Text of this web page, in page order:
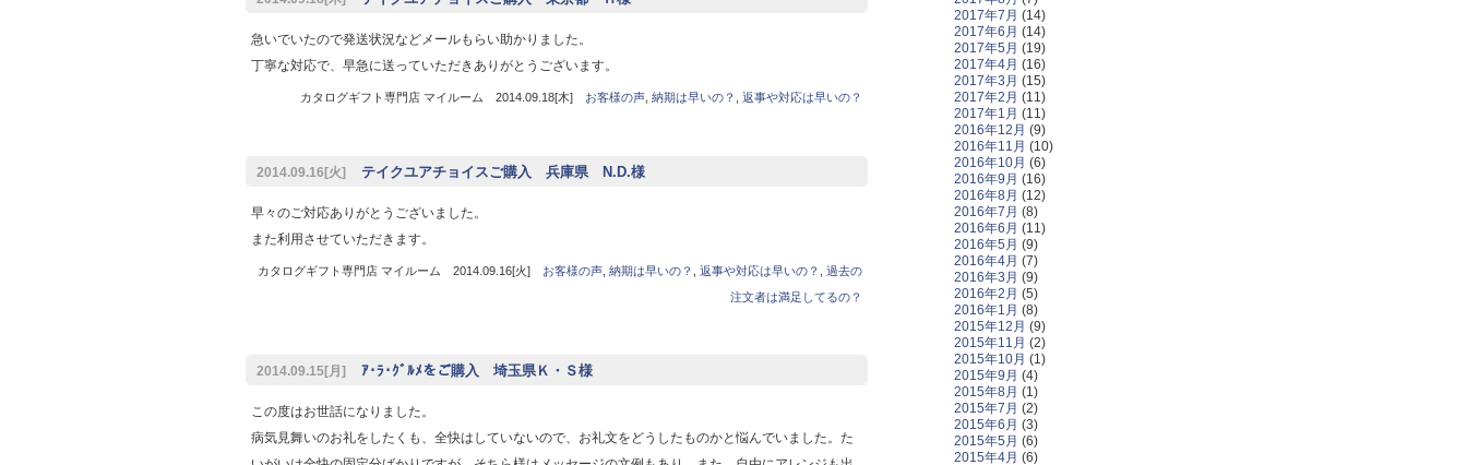
急いでいたので発送状況などメールもらい助かりました。
丁寧な対応で、早急に送っていただきありがとうございます。
カタログギフト専門店 マイルーム 2014.09.18[木] お客様の声, 納期は早いの？ 返事や対応は早いの？
2014.09.16[火] テイクユアチョイスご購入 兵庫県 N.D.様
早々のご対応ありがとうございました。
また利用させていただきます。
カタログギフト専門店 マイルーム 2014.09.16[火] お客様の声, 納期は早いの？ 返事や対応は早いの？
過去の
注文者は満足してるの？
2014.09.15[月] ｱ･ﾗ･ｸﾞﾙﾒをご購入 埼玉県Ｋ・Ｓ様
この度はお世話になりました。
病気見舞いのお礼をしたくも、全快はしていないので、お礼文をどうしたものかと悩んでいました。た
2017年7月 (14)
2017年6月 (14)
2017年5月 (19)
2017年4月 (16)
2017年3月 (15)
2017年2月 (11)
2017年1月 (11)
2016年12月 (9)
2016年11月 (10)
2016年10月 (6)
2016年9月 (16)
2016年8月 (12)
2016年7月 (8)
2016年6月 (11)
2016年5月 (9)
2016年4月 (7)
2016年3月 (9)
2016年2月 (5)
2016年1月 (8)
2015年12月 (9)
2015年11月 (2)
2015年10月 (1)
2015年9月 (4)
2015年8月 (1)
2015年7月 (2)
2015年6月 (3)
2015年5月 (6)
2015年4月 (6)